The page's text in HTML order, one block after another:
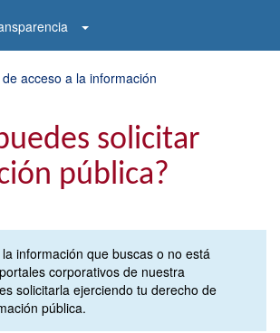
acceso a la información
solicitar
pública?
información que buscas o no está
corporativos de nuestra
solicitarla ejerciendo tu derecho de
pública.